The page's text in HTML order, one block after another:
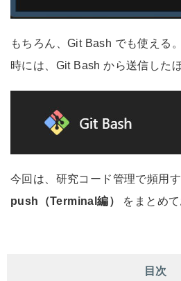
もちろん、Git Bash でも使える
時には、Git Bash から送信した
今回は、研究コード管理で頻用
push（Terminal編）
をまとめて
目次